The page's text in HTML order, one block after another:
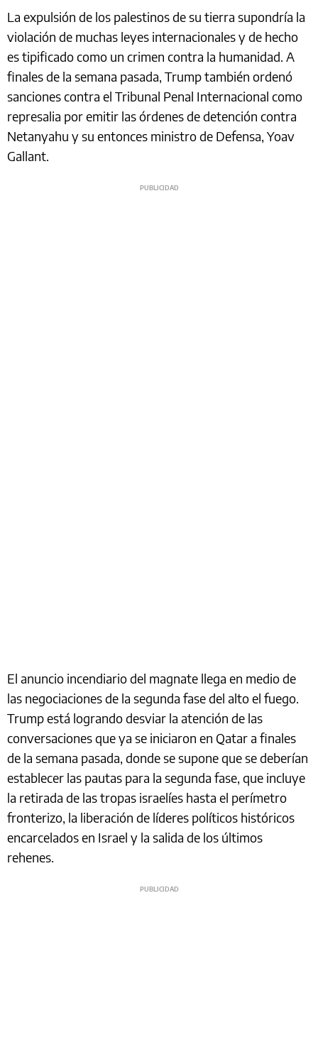
La expulsión de los palestinos de su tierra supondría la
violación de muchas leyes internacionales y de hecho
es tipificado como un crimen contra la humanidad. A
finales de la semana pasada, Trump también ordenó
sanciones contra el Tribunal Penal Internacional como
represalia por emitir las órdenes de detención contra
Netanyahu y su entonces ministro de Defensa, Yoav
Gallant.
El anuncio incendiario del magnate llega en medio de
las negociaciones de la segunda fase del alto el fuego.
Trump está logrando desviar la atención de las
conversaciones que ya se iniciaron en Qatar a finales
de la semana pasada, donde se supone que se deberían
establecer las pautas para la segunda fase, que incluye
la retirada de las tropas israelíes hasta el perímetro
fronterizo, la liberación de líderes políticos históricos
encarcelados en Israel y la salida de los últimos
rehenes.